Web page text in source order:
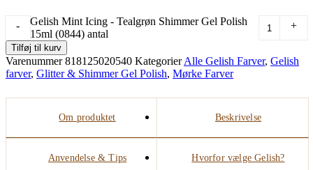
-
Gelish Mint Icing - Tealgrøn Shimmer Gel Polish
15ml (0844) antal
+
Tilføj til kurv
Varenummer818125020540 Kategorier Alle Gelish Farver, Gelish
farver, Glitter & Shimmer Gel Polish, Mørke Farver
Om produktet Beskrivelse
Anvendelse & Tips Hvorfor vælge Gelish?